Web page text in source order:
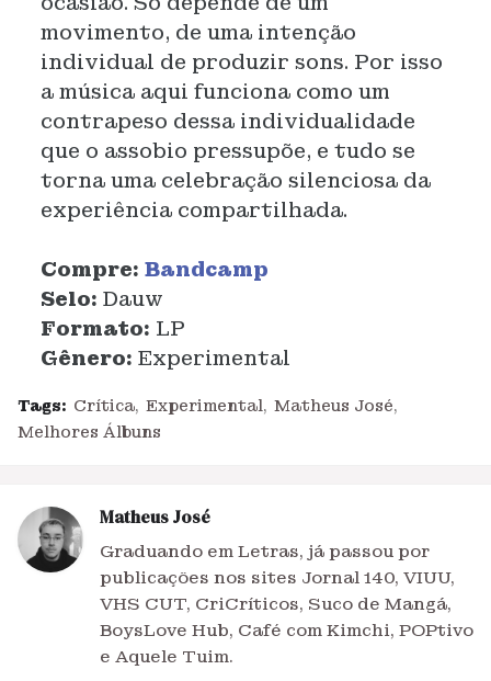
movimento, de uma intenção
individual de produzir sons. Por isso
a música aqui funciona como um
contrapeso dessa individualidade
que o assobio pressupõe, e tudo se
torna uma celebração silenciosa da
experiência compartilhada.
Compre: Bandcamp
Selo: Dauw
Formato: LP
Gênero: Experimental
Tags: Crítica Experimental
Matheus José
Melhores Álbuns
Matheus José
Graduando em Letras, já passou por
publicações nos sites Jornal 140, VIUU,
VHS CUT, CriCríticos, Suco de Mangá,
BoysLove Hub, Café com Kimchi, POPtivo
e Aquele Tuim.